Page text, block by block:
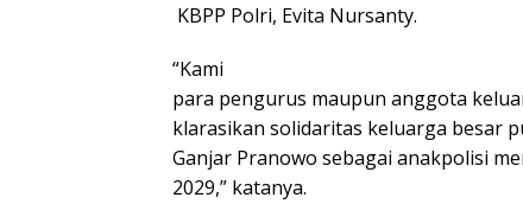
KBPP Polri, Evita Nursanty.
“Kami
para pengurus maupun anggota
klarasikan solidaritas keluarga besar
Ganjar Pranowo sebagai anakpolisi
2029,” katanya.